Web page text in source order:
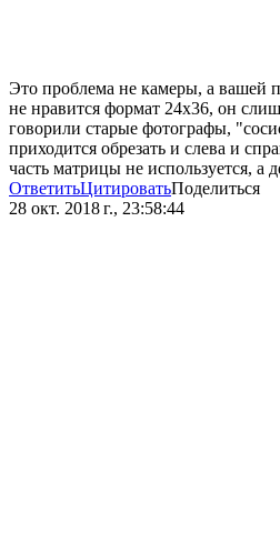
Это проблема не камеры, а вашей
не нравится формат 24х36, он
говорили старые фотографы,
приходится обрезать и слева и
часть матрицы не используется, а
ОтветитьЦитироватьПоделиться
28 окт. 2018 г., 23:58:44